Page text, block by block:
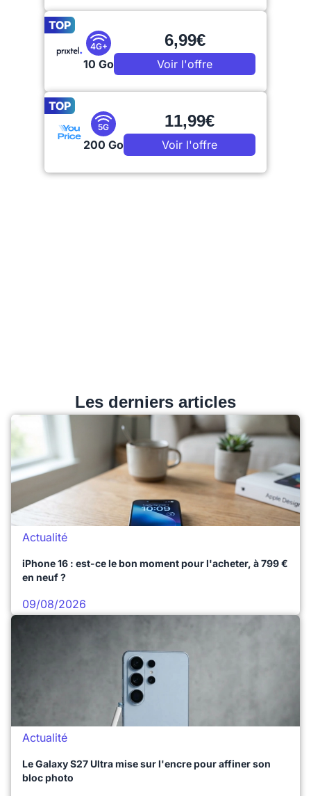
TOP
4G+
10 Go
6,99€
Voir l'offre
TOP
5G
200 Go
11,99€
Voir l'offre
Les derniers articles
Actualité
iPhone 16 : est-ce le bon moment pour l'acheter, à 799 €
en neuf ?
09/08/2026
Actualité
Le Galaxy S27 Ultra mise sur l'encre pour affiner son
bloc photo